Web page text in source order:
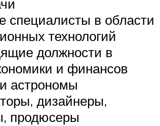
специалисты в области
технологий
должности в
и финансов
астрономы
дизайнеры,
продюсеры